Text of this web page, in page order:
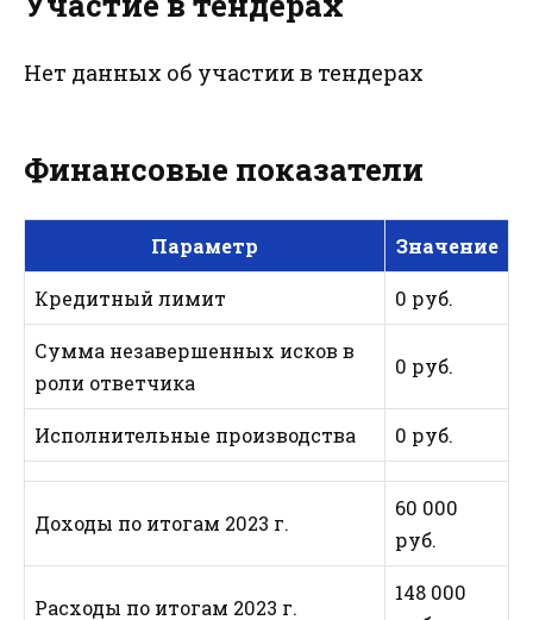
Нет данных об участии в тендерах
Финансовые показатели
Параметр Значение
Кредитный лимит 0 руб.
Сумма незавершенных исков в
роли ответчика
0 руб.
Исполнительные производства 0 руб.
Доходы по итогам 2023 г.
60 000
руб.
Расходы по итогам 2023 г.
148 000